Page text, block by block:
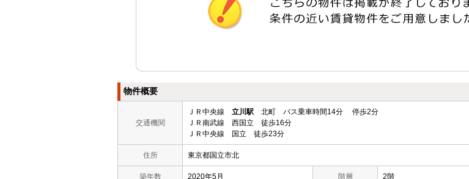
物件概要
交通機関
ＪＲ中央線 立川駅 北町 バス乗車時間14分 停歩2分
ＪＲ南武線 西国立 徒歩16分
ＪＲ中央線 国立 徒歩23分
住所 東京都国立市北
築年数 2020年5月 階層 2階